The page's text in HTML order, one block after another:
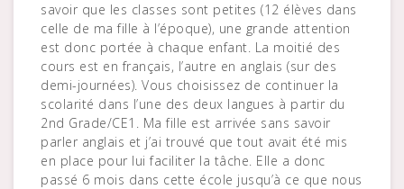
savoir que les classes sont petites (12 élèves dans
celle de ma fille à l’époque), une grande attention
est donc portée à chaque enfant. La moitié des
cours est en français, l’autre en anglais (sur des
demi-journées). Vous choisissez de continuer la
scolarité dans l’une des deux langues à partir du
2nd Grade/CE1. Ma fille est arrivée sans savoir
parler anglais et j’ai trouvé que tout avait été mis
en place pour lui faciliter la tâche. Elle a donc
passé 6 mois dans cette école jusqu’à ce que nous